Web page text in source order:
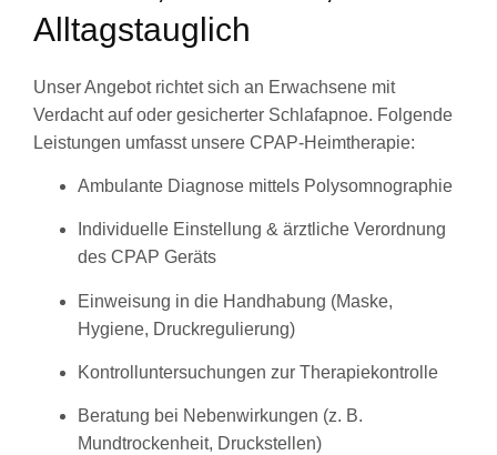
Alltagstauglich
Unser Angebot richtet sich an Erwachsene mit
Verdacht auf oder gesicherter Schlafapnoe. Folgende
Leistungen umfasst unsere CPAP-Heimtherapie:
Ambulante Diagnose mittels Polysomnographie
Individuelle Einstellung & ärztliche Verordnung
des CPAP Geräts
Einweisung in die Handhabung (Maske,
Hygiene, Druckregulierung)
Kontrolluntersuchungen zur Therapiekontrolle
Beratung bei Nebenwirkungen (z. B.
Mundtrockenheit, Druckstellen)